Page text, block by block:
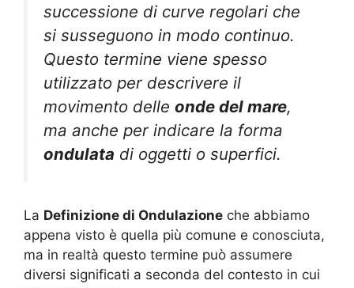
successione di curve regolari che
si susseguono in modo continuo.
Questo termine viene spesso
utilizzato per descrivere il
movimento delle onde del mare,
ma anche per indicare la forma
ondulata di oggetti o superfici.
La Definizione di Ondulazione che abbiamo
appena visto è quella più comune e conosciuta,
ma in realtà questo termine può assumere
diversi significati a seconda del contesto in cui